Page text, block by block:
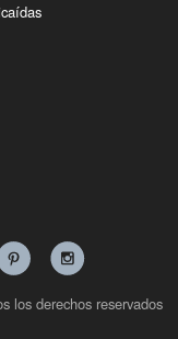
los derechos reservados